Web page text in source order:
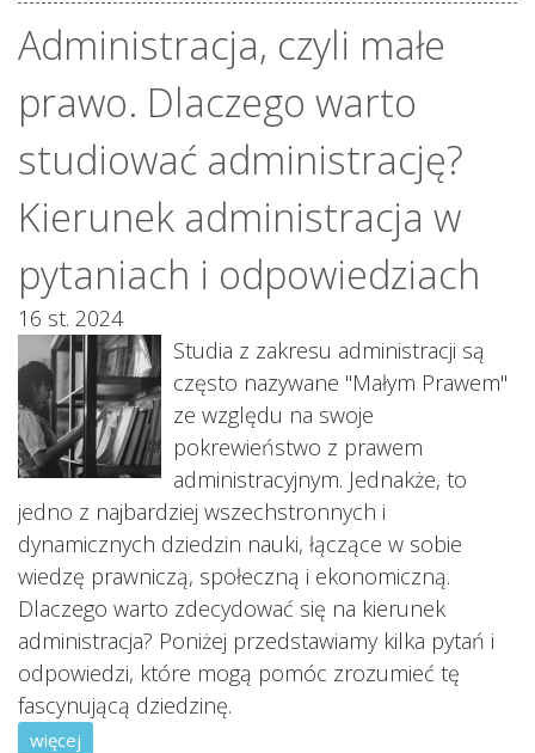
Administracja, czyli małe
prawo. Dlaczego warto
studiować administrację?
Kierunek administracja w
pytaniach i odpowiedziach
16 st. 2024
Studia z zakresu administracji są
często nazywane "Małym Prawem"
ze względu na swoje
pokrewieństwo z prawem
administracyjnym. Jednakże, to
jedno z najbardziej wszechstronnych i
dynamicznych dziedzin nauki, łączące w sobie
wiedzę prawniczą, społeczną i ekonomiczną.
Dlaczego warto zdecydować się na kierunek
administracja? Poniżej przedstawiamy kilka pytań i
odpowiedzi, które mogą pomóc zrozumieć tę
fascynującą dziedzinę.
więcej